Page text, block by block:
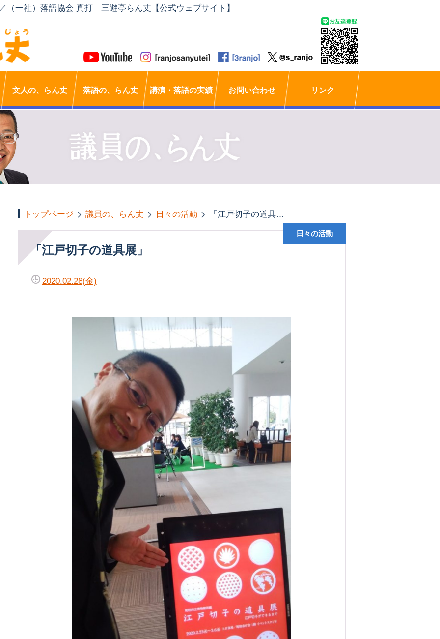
（一社）落語協会 真打 三遊亭らん丈【公式ウェブサイト】
文人の、らん丈 落語の、らん丈 講演・落語の実績 お問い合わせ リンク
トップページ 議員の、らん丈 日々の活動 「江戸切子の道具展」
「江戸切子の道具展」
日々の活動
2020.02.28(金)